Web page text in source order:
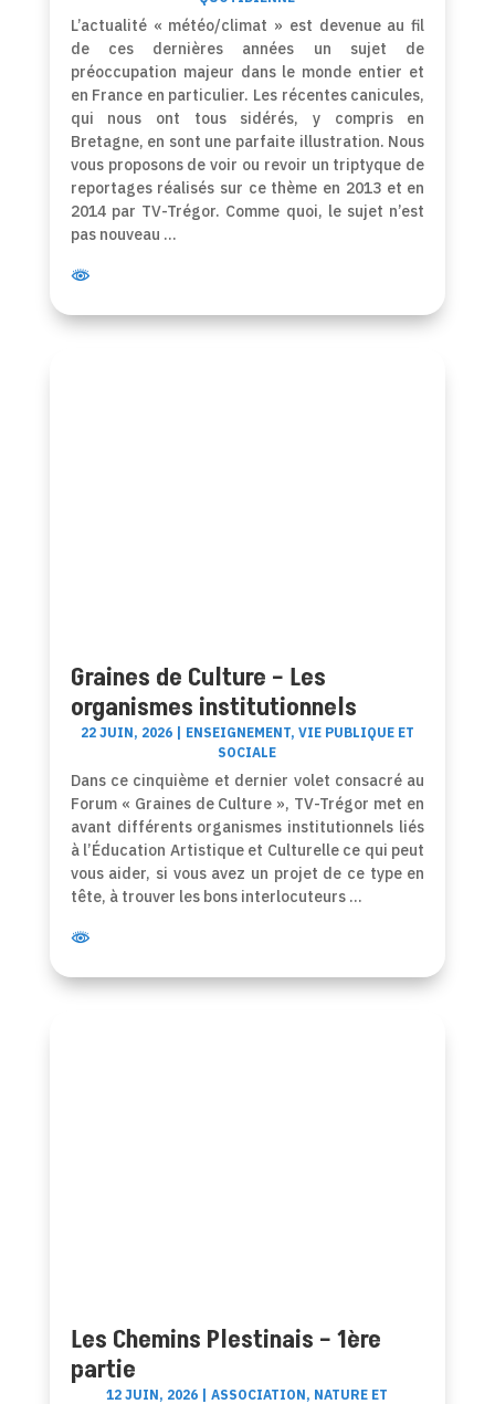
L’actualité « météo/climat » est devenue au fil
de ces dernières années un sujet de
préoccupation majeur dans le monde entier et
en France en particulier. Les récentes canicules,
qui nous ont tous sidérés, y compris en
Bretagne, en sont une parfaite illustration. Nous
vous proposons de voir ou revoir un triptyque de
reportages réalisés sur ce thème en 2013 et en
2014 par TV-Trégor. Comme quoi, le sujet n’est
pas nouveau …
Graines de Culture – Les
organismes institutionnels
22 JUIN, 2026| ENSEIGNEMENT, VIE PUBLIQUE ET
SOCIALE
Dans ce cinquième et dernier volet consacré au
Forum « Graines de Culture », TV-Trégor met en
avant différents organismes institutionnels liés
à l’Éducation Artistique et Culturelle ce qui peut
vous aider, si vous avez un projet de ce type en
tête, à trouver les bons interlocuteurs …
Les Chemins Plestinais – 1ère
partie
12 JUIN, 2026 |ASSOCIATION, NATURE ET